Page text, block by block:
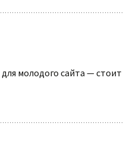
для молодого сайта — стоит